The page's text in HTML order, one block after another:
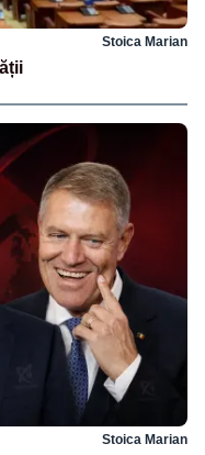
Stoica Marian
Stoica Marian